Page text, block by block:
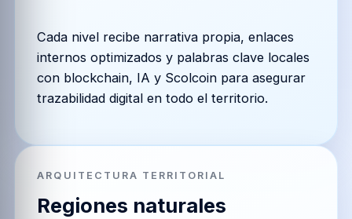
Cada nivel recibe narrativa propia, enlaces
internos optimizados y palabras clave locales
con blockchain, IA y Scolcoin para asegurar
trazabilidad digital en todo el territorio.
ARQUITECTURA TERRITORIAL
Regiones naturales